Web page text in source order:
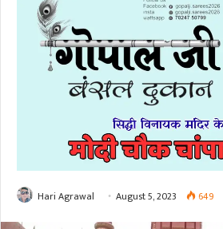
Hari Agrawal August 5, 2023 649